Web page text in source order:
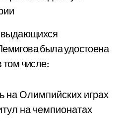
выдающихся
была удостоена
том числе:
на Олимпийских играх
на чемпионатах